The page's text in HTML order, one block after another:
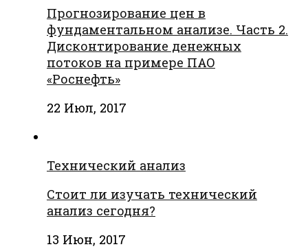
Прогнозирование цен в
фундаментальном анализе. Часть 2.
Дисконтирование денежных
потоков на примере ПАО
«Роснефть»
22 Июл, 2017
Технический анализ
Стоит ли изучать технический
анализ сегодня?
13 Июн, 2017